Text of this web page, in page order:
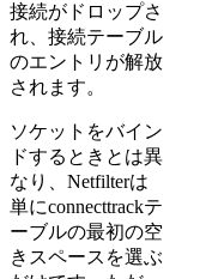
接続がドロップさ
れ、接続テーブル
のエントリが解放
されます。
ソケットをバイン
ドするときとは異
なり、Netfilterは
単にconnecttrackテ
ーブルの最初の空
きスペースを選ぶ